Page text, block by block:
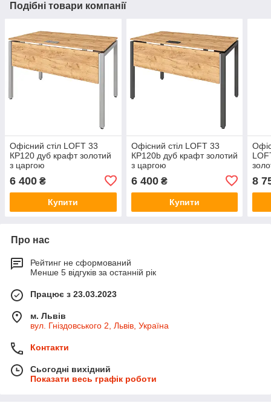
Подібні товари компанії
Офісний стіл LOFT 33
КP120 дуб крафт золотий
з царгою
6 400 ₴
Купити
Офісний стіл LOFT 33
КP120b дуб крафт золотий
з царгою
6 400₴
Купити
8
Про нас
Рейтинг не сформований
Менше 5 відгуків за останній рік
Працює з 23.03.2023
м. Львів
вул. Гніздовського 2, Львів, Україна
Контакти
Сьогодні вихідний
Показати весь графік роботи